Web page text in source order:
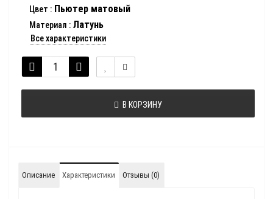
Цвет : Пьютер матовый
Материал : Латунь
Все характеристики
В КОРЗИНУ
Описание Характеристики Отзывы (0)